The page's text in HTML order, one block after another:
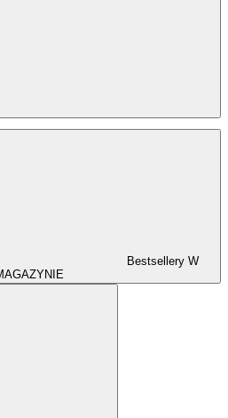
Bestsellery W